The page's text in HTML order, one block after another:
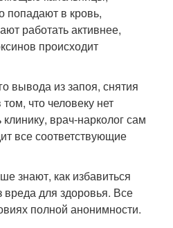
попадают в кровь,
работать активнее,
происходит
вывода из запоя, снятия
что человеку нет
врач-нарколог сам
все соответствующие
знают, как избавиться
вреда для здоровья. Все
полной анонимности.